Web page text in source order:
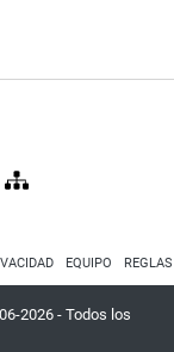
EQUIPO
2026 - Todos los